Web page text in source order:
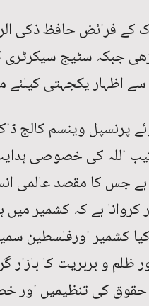
کے فرائض حافظ ذکی
جبکہ سٹیج سیکرٹری
سے اظہار یکجہتی
وینسم کالج
اللہ کی خصوصی
ہے جس کا مقصد عالمی
کروانا ہے کہ کشمیر
کشمیر اورفلسطین
ظلم و بربریت کا بازار
کی تنظیمیں اور